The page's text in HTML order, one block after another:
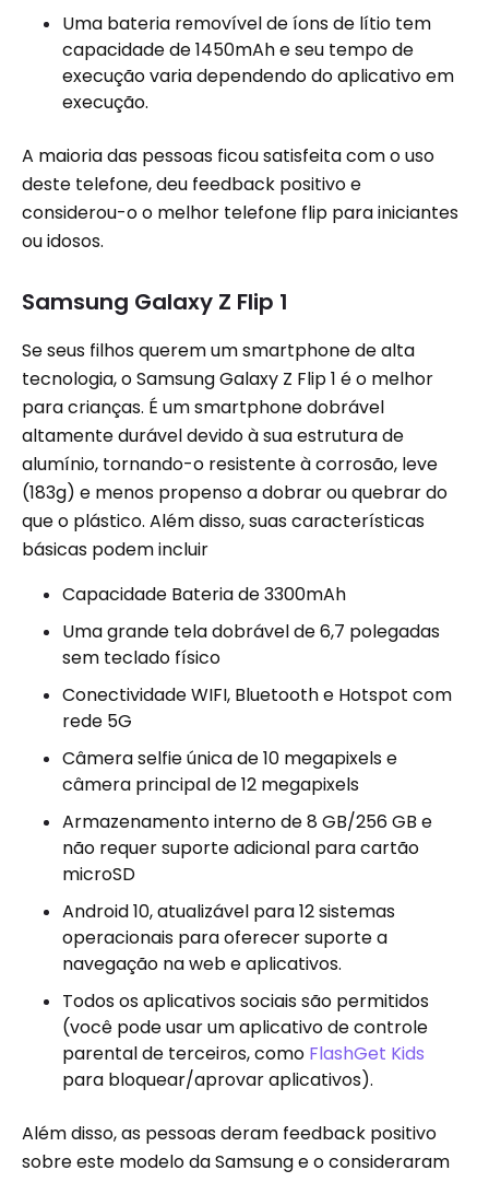
Uma bateria removível de íons de lítio tem
capacidade de 1450mAh e seu tempo de
execução varia dependendo do aplicativo em
execução.
A maioria das pessoas ficou satisfeita com o uso
deste telefone, deu feedback positivo e
considerou-o o melhor telefone flip para iniciantes
ou idosos.
Samsung Galaxy Z Flip 1
Se seus filhos querem um smartphone de alta
tecnologia, o Samsung Galaxy Z Flip 1 é o melhor
para crianças. É um smartphone dobrável
altamente durável devido à sua estrutura de
alumínio, tornando-o resistente à corrosão, leve
(183g) e menos propenso a dobrar ou quebrar do
que o plástico. Além disso, suas características
básicas podem incluir
Capacidade Bateria de 3300mAh
Uma grande tela dobrável de 6,7 polegadas
sem teclado físico
Conectividade WIFI, Bluetooth e Hotspot com
rede 5G
Câmera selfie única de 10 megapixels e
câmera principal de 12 megapixels
Armazenamento interno de 8 GB/256 GB e
não requer suporte adicional para cartão
microSD
Android 10, atualizável para 12 sistemas
operacionais para oferecer suporte a
navegação na web e aplicativos.
Todos os aplicativos sociais são permitidos
(você pode usar um aplicativo de controle
parental de terceiros, como FlashGet Kids
para bloquear/aprovar aplicativos).
Além disso, as pessoas deram feedback positivo
sobre este modelo da Samsung e o consideraram